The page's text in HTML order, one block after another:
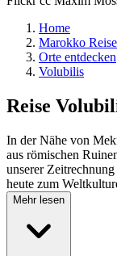
Home
Marokko
Orte entdecken
Volubilis
Reise
In der Nähe von
aus römischen
unserer
heute zum
Mehr lesen